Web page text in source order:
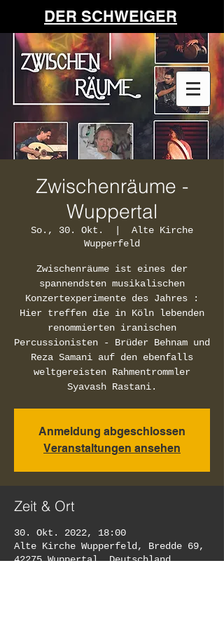
DER SCHWEIGER
Zwischenräume -
Wuppertal
So., 30. Okt.
Alte Kirche
Wupperfeld
Zwischenräume ist eines der
spannendsten musikalischen
Konzertexperimente des Jahres :
Hier treffen die in Köln lebenden
renommierten iranischen
Percussionisten - Brüder Behnam und
Reza Samani auf den ebenfalls
weltgereisten Rahmentrommler
Syavash Rastani.
Anmeldung abgeschlossen
Veranstaltungen ansehen
Zeit & Ort
30. Okt. 2022, 18:00
Alte Kirche Wupperfeld, Bredde 69,
42275 Wuppertal, Deutschland